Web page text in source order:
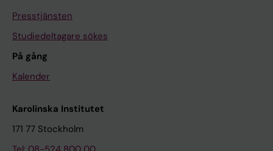
Presstjänsten
Studiedeltagare sökes
På gång
Kalender
Karolinska Institutet
171 77 Stockholm